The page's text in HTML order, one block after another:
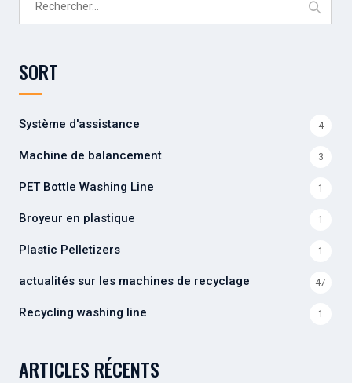
SORT
Système d'assistance 4
Machine de balancement 3
PET Bottle Washing Line 1
Broyeur en plastique 1
Plastic Pelletizers 1
actualités sur les machines de recyclage 47
Recycling washing line 1
ARTICLES RÉCENTS